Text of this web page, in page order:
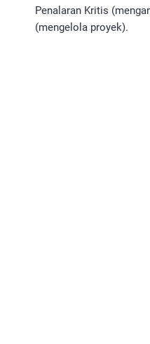
Penalaran Kritis
(mengelola proyek).